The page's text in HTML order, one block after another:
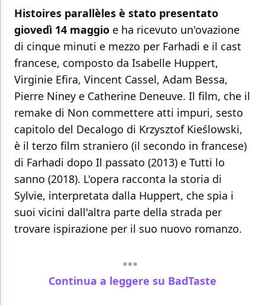
Histoires parallèles è stato presentato
giovedì 14 maggio e ha ricevuto un'ovazione
di cinque minuti e mezzo per Farhadi e il cast
francese, composto da Isabelle Huppert,
Virginie Efira, Vincent Cassel, Adam Bessa,
Pierre Niney e Catherine Deneuve. Il film, che il
remake di Non commettere atti impuri, sesto
capitolo del Decalogo di Krzysztof Kieślowski,
è il terzo film straniero (il secondo in francese)
di Farhadi dopo Il passato (2013) e Tutti lo
sanno (2018). L'opera racconta la storia di
Sylvie, interpretata dalla Huppert, che spia i
suoi vicini dall'altra parte della strada per
trovare ispirazione per il suo nuovo romanzo.
Continua a leggere su BadTaste